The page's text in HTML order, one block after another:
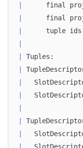
final
final
tuple